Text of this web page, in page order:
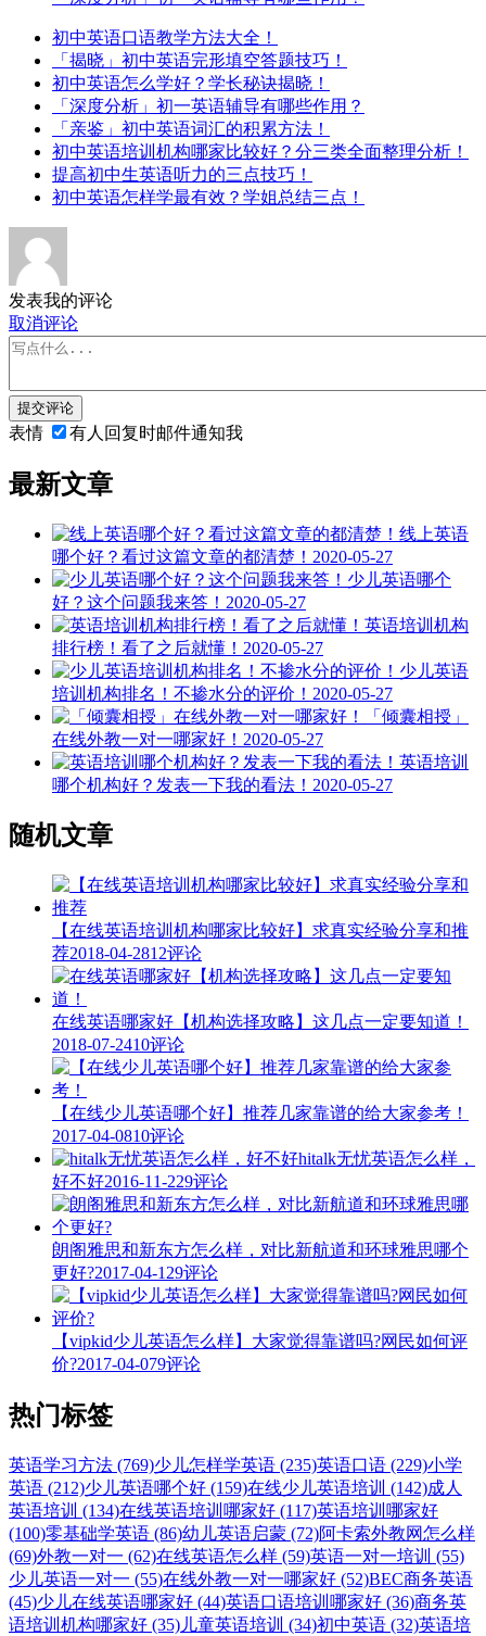
初中英语口语教学方法大全！
「揭晓」初中英语完形填空答题技巧！
初中英语怎么学好？学长秘诀揭晓！
「深度分析」初一英语辅导有哪些作用？
「亲鉴」初中英语词汇的积累方法！
初中英语培训机构哪家比较好？分三类全面整理分析！
提高初中生英语听力的三点技巧！
初中英语怎样学最有效？学姐总结三点！
发表我的评论
取消评论
提交评论
表情 有人回复时邮件通知我
最新文章
线上英语
哪个好？看过这篇文章的都清楚！ 2020-05-27
少儿英语哪个
好？这个问题我来答！ 2020-05-27
英语培训机构
排行榜！看了之后就懂！ 2020-05-27
少儿英语
培训机构排名！不掺水分的评价！ 2020-05-27
「倾囊相授」
在线外教一对一哪家好！ 2020-05-27
英语培训
哪个机构好？发表一下我的看法！ 2020-05-27
随机文章
【在线英语培训机构哪家比较好】求真实经验分享和推
荐2018-04-2812评论
在线英语哪家好【机构选择攻略】这几点一定要知道！
2018-07-2410评论
【在线少儿英语哪个好】推荐几家靠谱的给大家参考！
2017-04-0810评论
hitalk无忧英语怎么样，
好不好2016-11-229评论
朗阁雅思和新东方怎么样，对比新航道和环球雅思哪个
更好?2017-04-129评论
【vipkid少儿英语怎么样】大家觉得靠谱吗?网民如何评
价?2017-04-079评论
热门标签
英语学习方法 (769)少儿怎样学英语 (235)英语口语 (229)小学
英语 (212)少儿英语哪个好 (159)在线少儿英语培训 (142)成人
英语培训 (134)在线英语培训哪家好 (117)英语培训哪家好
(100)零基础学英语 (86)幼儿英语启蒙 (72)阿卡索外教网怎么样
(69)外教一对一 (62)在线英语怎么样 (59)英语一对一培训 (55)
少儿英语一对一 (55)在线外教一对一哪家好 (52)BEC商务英语
(45)少儿在线英语哪家好 (44)英语口语培训哪家好 (36)商务英
语培训机构哪家好 (35) 儿童英语培训 (34)初中英语 (32)英语培